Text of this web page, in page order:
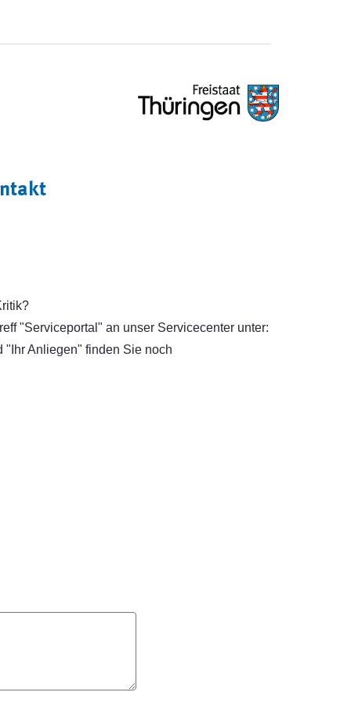
"Serviceportal" an unser Servicecenter unter:
"Ihr Anliegen" finden Sie noch